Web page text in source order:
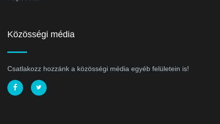
Közösségi média
Csatlakozz hozzánk a közösségi média egyéb felületein is!